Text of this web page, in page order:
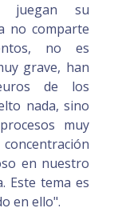
juegan su
no comparte
no es
grave, han
de los
nada, sino
muy
en nuestro
Este tema es
en ello".